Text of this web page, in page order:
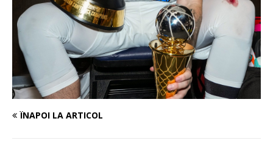
ÎNAPOI LA ARTICOL